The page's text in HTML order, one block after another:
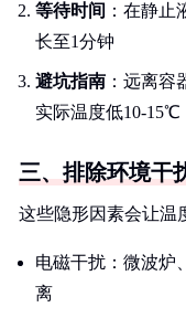
等待时间 ：在静
长至1分钟
避坑指南 ：远离
实际温度低10-15℃
三、排除环境干
这些隐形因素会让温
电磁干扰：微波炉
离